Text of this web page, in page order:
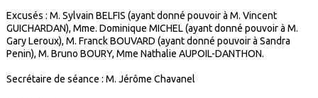
Excusés : M. Sylvain BELFIS (ayant donné pouvoir à M. Vincent
GUICHARDAN), Mme. Dominique MICHEL (ayant donné pouvoir à M.
Gary Leroux), M. Franck BOUVARD (ayant donné pouvoir à Sandra
Penin), M. Bruno BOURY, Mme Nathalie AUPOIL-DANTHON.
Secrétaire de séance : M. Jérôme Chavanel